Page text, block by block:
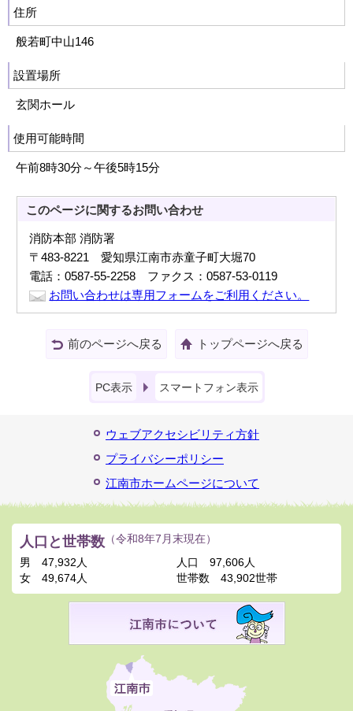
住所
般若町中山146
設置場所
玄関ホール
使用可能時間
午前8時30分～午後5時15分
このページに関するお問い合わせ
消防本部 消防署
〒483-8221 愛知県江南市赤童子町大堀70
電話：0587-55-2258 ファクス：0587-53-0119
お問い合わせは専用フォームをご利用ください。
前のページへ戻る トップページへ戻る
PC表示 スマートフォン表示
ウェブアクセシビリティ方針
プライバシーポリシー
江南市ホームページについて
人口と世帯数 （令和8年7月末現在）
男
47,932人
女
49,674人
人口
97,606人
世帯数
43,902世帯